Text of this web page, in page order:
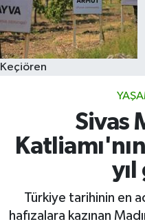
Keçiören
Sivas
Türkiye tarihinin en
hafızalara kazınan